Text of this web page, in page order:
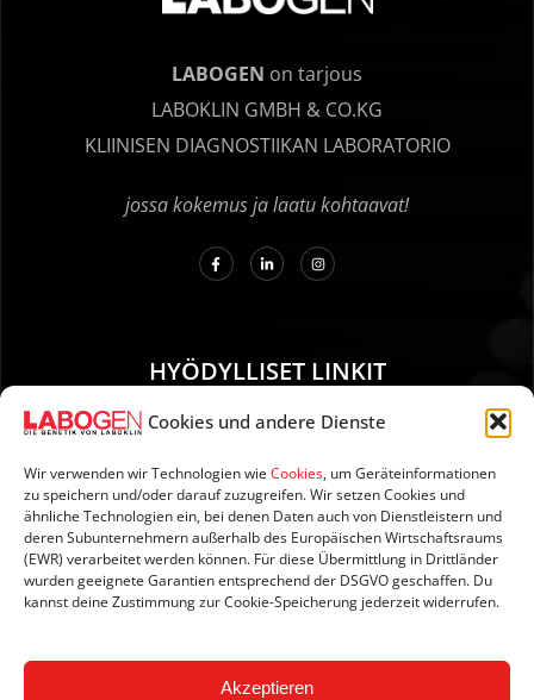
Cookies und andere Dienste
Wir verwenden wir Technologien wie Cookies, um Geräteinformationen
zu speichern und/oder darauf zuzugreifen. Wir setzen Cookies und
ähnliche Technologien ein, bei denen Daten auch von Dienstleistern und
deren Subunternehmern außerhalb des Europäischen Wirtschaftsraums
(EWR) verarbeitet werden können. Für diese Übermittlung in Drittländer
wurden geeignete Garantien entsprechend der DSGVO geschaffen. Du
kannst deine Zustimmung zur Cookie-Speicherung jederzeit widerrufen.
Akzeptieren
LABOGEN on tarjous
LABOKLIN GMBH & CO.KG
KLIINISEN DIAGNOSTIIKAN LABORATORIO
jossa kokemus ja laatu kohtaavat!
HYÖDYLLISET LINKIT
01. Ohjeet näytteenottoa varten
02. TOIMITUS JA MAKSU
03. Tietoja sivustosta
04. Tietosuoja
05. AGB:n
06. Peruutusehdot